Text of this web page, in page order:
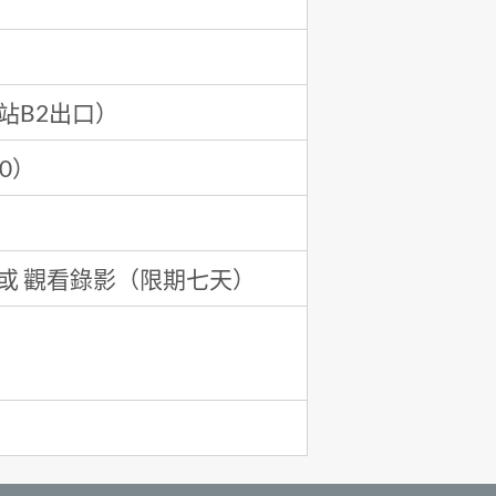
B2出口）
觀看錄影（限期七天）